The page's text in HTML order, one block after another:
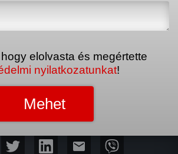
elolvasta és megértette
nyilatkozatunkat!
mail